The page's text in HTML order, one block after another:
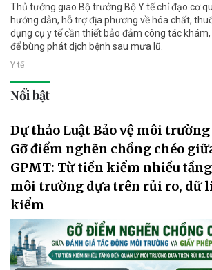
Thủ tướng giao Bộ trưởng Bộ Y tế chỉ đạo cơ
hướng dẫn, hỗ trợ địa phương về hóa chất,
dụng cụ y tế cần thiết bảo đảm công tác
để bùng phát dịch bệnh sau mưa lũ.
Y tế
Nổi bật
Dự thảo Luật Bảo vệ môi trường
Gỡ điểm nghẽn chồng chéo
GPMT: Từ tiền kiểm nhiều
môi trường dựa trên rủi ro, dữ
kiểm